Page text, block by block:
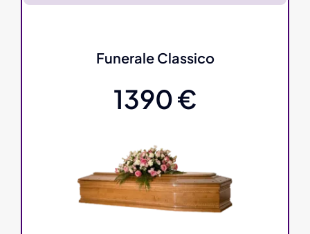
Funerale Classico
1390 €